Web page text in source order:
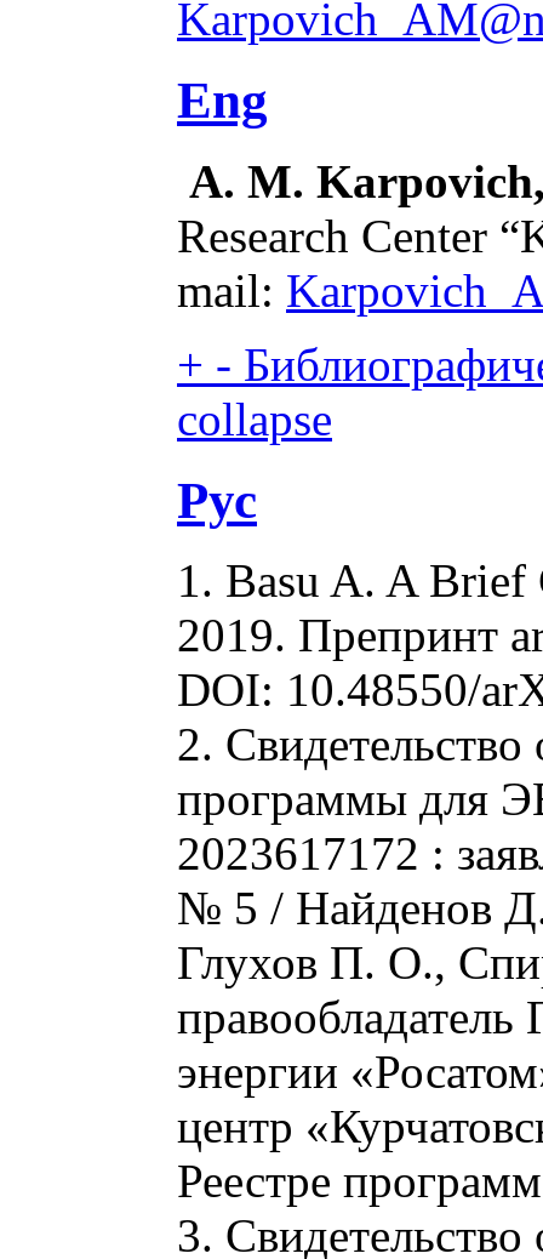
Eng
A. M.
Research Center
mail:
+ -
collapse
Рус
1. Basu A. A
2019. Препринт
DOI: 10.48550/
2. Свидетельство
программы для
2023617172 :
№ 5 / Найденов
Глухов П. О.,
правообладатель
энергии
центр
Реестре
3. Свидетельство